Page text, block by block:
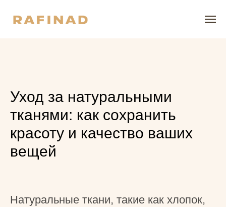
Уход за натуральными
тканями: как сохранить
красоту и качество ваших
вещей
Натуральные ткани, такие как хлопок,